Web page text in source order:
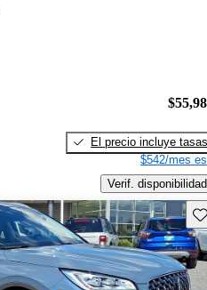
El precio incluye tasas
$542/mes
Verif. disponibilidad